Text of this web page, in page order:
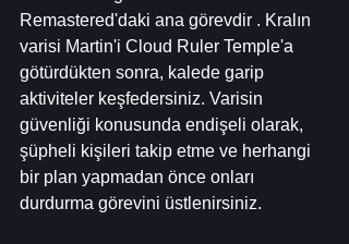
Remastered'daki ana görevdir . Kralın
varisi Martin'i Cloud Ruler Temple'a
götürdükten sonra, kalede garip
aktiviteler keşfedersiniz. Varisin
güvenliği konusunda endişeli olarak,
şüpheli kişileri takip etme ve herhangi
bir plan yapmadan önce onları
durdurma görevini üstlenirsiniz.